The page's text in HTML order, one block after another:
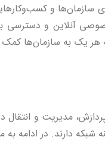
سازمان‌ها و
یک به سازمان‌ها کمک
مدیریت و
شبکه دارند. در ادامه